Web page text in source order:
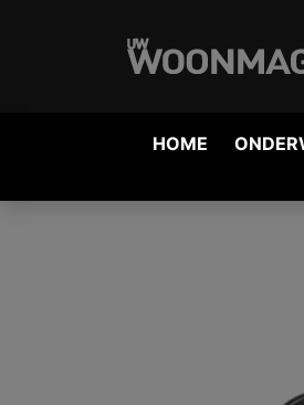
HOME